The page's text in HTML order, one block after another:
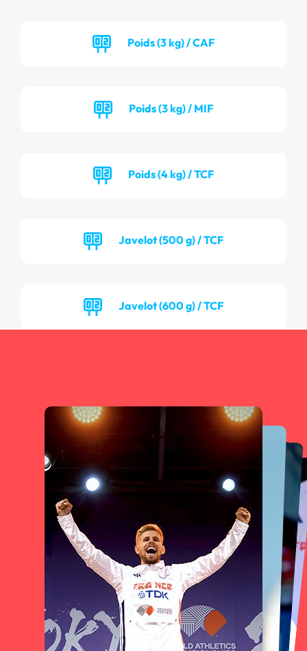
Poids (3 kg) / CAF
Poids (3 kg) / MIF
Poids (4 kg) / TCF
Javelot (500 g) / TCF
Javelot (600 g) / TCF